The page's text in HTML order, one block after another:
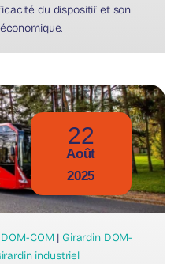
du dispositif et son
22
Août
2025
COM | Girardin DOM-
industriel